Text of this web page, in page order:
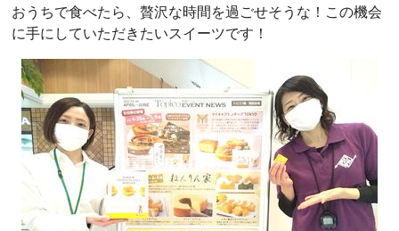
おうちで食べたら、贅沢な時間を過ごせそうな！この機会
に手にしていただきたいスイーツです！